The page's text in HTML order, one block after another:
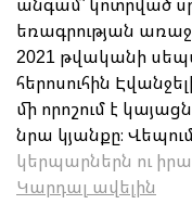
եռագրության
2021 թվականի
հերոսուհին
մի որոշում է
նրա կյանքը։
կերպարներն ու
Կարդալ ավելին